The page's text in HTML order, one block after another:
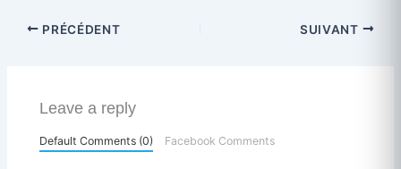
PRÉCÉDENT SUIVANT
Leave a reply
Default Comments (0) Facebook Comments